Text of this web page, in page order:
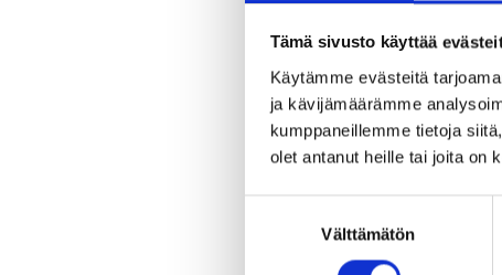
Tämä sivusto käyttää
Käytämme evästeitä
ja kävijämäärämme
kumppaneillemme tietoja
olet antanut heille tai joita on
Välttämätön